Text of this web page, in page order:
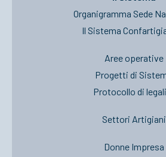
Organigramma Sede
Il Sistema
Aree operative
Progetti di
Protocollo di
Settori Artigiani
Donne Impresa